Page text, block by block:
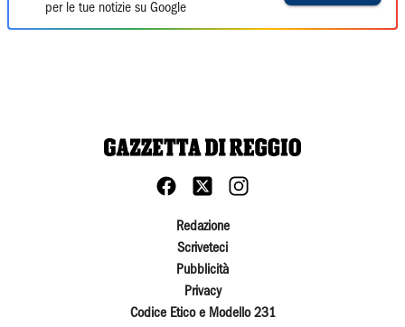
per le tue notizie su Google
Redazione
Scriveteci
Pubblicità
Privacy
Codice Etico e Modello 231